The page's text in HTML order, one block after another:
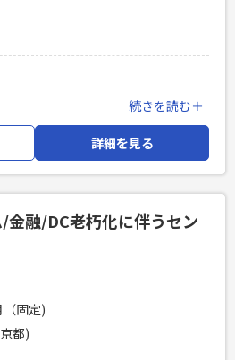
スの開発経験4年以上
験1年以上
ムでの開発経験
続きを読む＋
詳細を見る
金融/DC老朽化に伴うセン
固定)
都)